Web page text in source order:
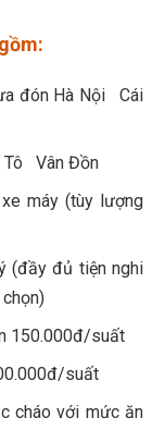
đón Hà Nội Cái
Tô Vân Đồn
máy (tùy lượng
(đầy đủ tiện nghi
150.000đ/suất
suất
cháo với mức ăn